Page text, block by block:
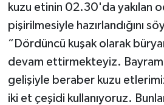
kuzu etinin 02.30'da yakılan
pişirilmesiyle hazırlandığını
“Dördüncü kuşak olarak
devam ettirmekteyiz.
gelişiyle beraber kuzu
iki et çeşidi kullanıyoruz.